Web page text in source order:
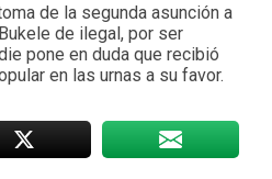
de la segunda asunción a
de ilegal, por ser
pone en duda que recibió
en las urnas a su favor.